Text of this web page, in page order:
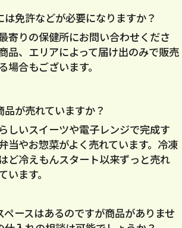
は免許などが必要になりますか？
寄りの保健所にお問い合わせくださ
品、エリアによって届け出のみで販売
場合もございます。
品が売れていますか？
しいスイーツや電子レンジで完成す
当やお惣菜がよく売れています。冷凍
ど冷えもんスタート以来ずっと売れ
います。
ペースはあるのですが商品がありませ